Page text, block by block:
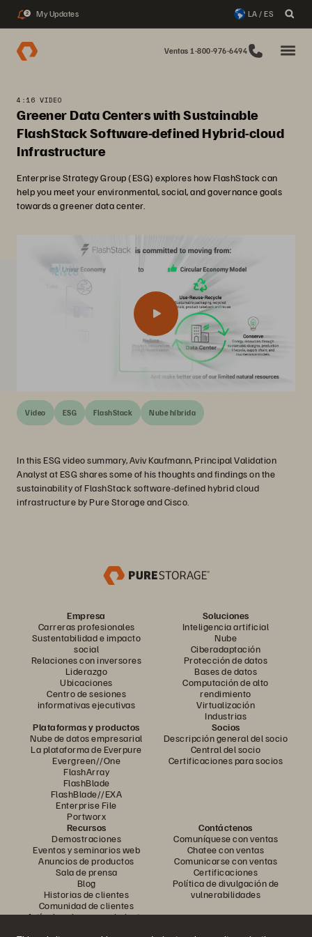
2 My Updates LA / ES
Ventas 1-800-976-6494
4:16 VIDEO
Greener Data Centers with Sustainable
FlashStack Software-defined Hybrid-cloud
Infrastructure
Enterprise Strategy Group (ESG) explores how FlashStack can
help you meet your environmental, social, and governance goals
towards a greener data center.
Video ESG FlashStack Nube híbrida
In this ESG video summary, Aviv Kaufmann, Principal Validation
Analyst at ESG shares some of his thoughts and findings on the
sustainability of FlashStack software-defined hybrid cloud
infrastructure by Pure Storage and Cisco.
Empresa
Carreras profesionales
Sustentabilidad e impacto
social
Relaciones con inversores
Liderazgo
Ubicaciones
Centro de sesiones
informativas ejecutivas
Soluciones
Inteligencia artificial
Nube
Ciberadaptación
Protección de datos
Bases de datos
Computación de alto
rendimiento
Virtualización
Industrias
Plataformas y productos
Nube de datos empresarial
La plataforma de Everpure
Evergreen//One
FlashArray
FlashBlade
FlashBlade//EXA
Enterprise File
Portworx
Socios
Descripción general del socio
Central del socio
Certificaciones para socios
Recursos
Demostraciones
Eventos y seminarios web
Anuncios de productos
Sala de prensa
Blog
Historias de clientes
Comunidad de clientes
Artículo sobre conocimiento
Contáctenos
Comuníquese con ventas
Chatee con ventas
Comunicarse con ventas
Certificaciones
Política de divulgación de
vulnerabilidades